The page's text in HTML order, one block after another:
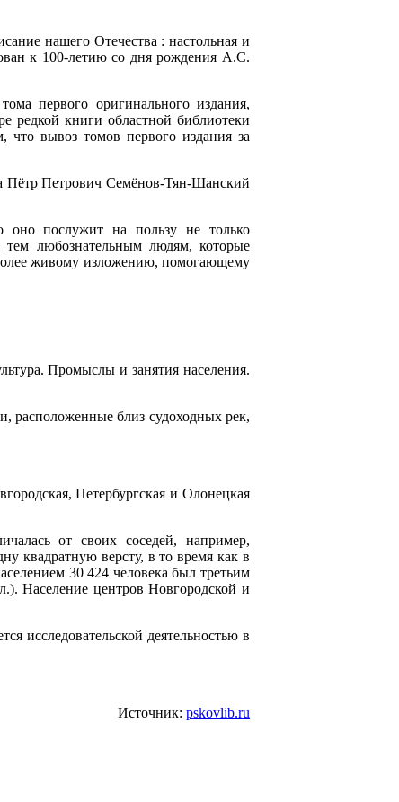
нашего Отечества : настольная и
к 100-летию со дня рождения А.С.
первого оригинального издания,
редкой книги областной библиотеки
что вывоз томов первого издания за
Пётр Петрович Семёнов-Тян-Шанский
послужит на пользу не только
любознательным людям, которые
живому изложению, помогающему
Промыслы и занятия населения.
расположенные близ судоходных рек,
Петербургская и Олонецкая
от своих соседей, например,
квадратную версту, в то время как в
30 424 человека был третьим
Население центров Новгородской и
исследовательской деятельностью в
Источник: pskovlib.ru